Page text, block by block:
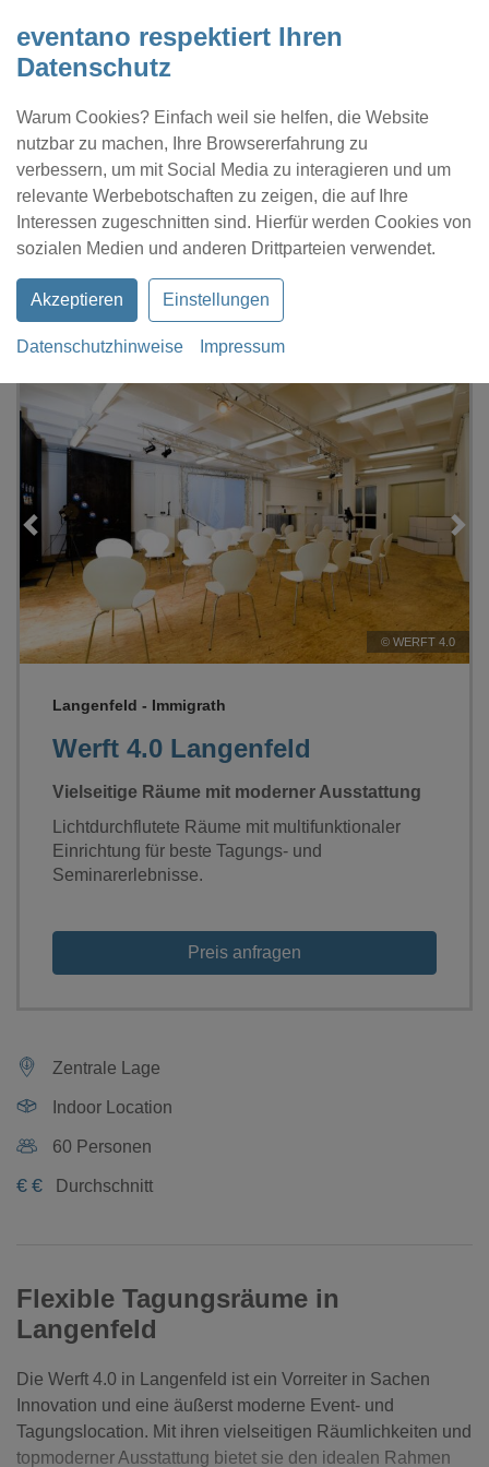
eventano respektiert Ihren
Datenschutz
Warum Cookies? Einfach weil sie helfen, die Website
nutzbar zu machen, Ihre Browsererfahrung zu
verbessern, um mit Social Media zu interagieren und um
relevante Werbebotschaften zu zeigen, die auf Ihre
Interessen zugeschnitten sind. Hierfür werden Cookies von
sozialen Medien und anderen Drittparteien verwendet.
Akzeptieren Einstellungen
Datenschutzhinweise Impressum
Kontakt Location eintragen Profil
Werft 4.0 Langenfeld
© WERFT 4.0
Loading...
Werft 4.0 Langenfeld
Langenfeld - Immigrath
Vielseitige Räume mit moderner Ausstattung
Lichtdurchflutete Räume mit multifunktionaler
Einrichtung für beste Tagungs- und
Seminarerlebnisse.
Preis anfragen
Zentrale Lage
Indoor Location
60 Personen
€ € Durchschnitt
Flexible Tagungsräume in
Langenfeld
Die Werft 4.0 in Langenfeld ist ein Vorreiter in Sachen
Innovation und eine äußerst moderne Event- und
Tagungslocation. Mit ihren vielseitigen Räumlichkeiten und
topmoderner Ausstattung bietet sie den idealen Rahmen